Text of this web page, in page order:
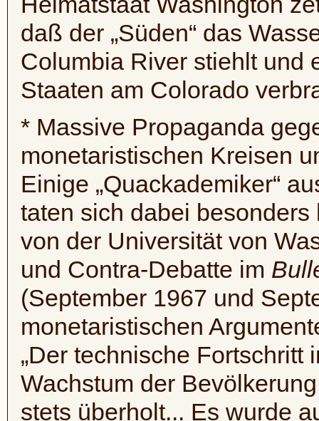
daß der „Süden“ das
Columbia River stiehlt und
Staaten am Colorado
* Massive Propaganda
monetaristischen Kreisen
Einige „Quackademiker“
taten sich dabei
von der Universität von
und Contra-Debatte im
(September 1967 und
monetaristischen
„Der technische Fortschritt
Wachstum der
stets überholt... Es wurde